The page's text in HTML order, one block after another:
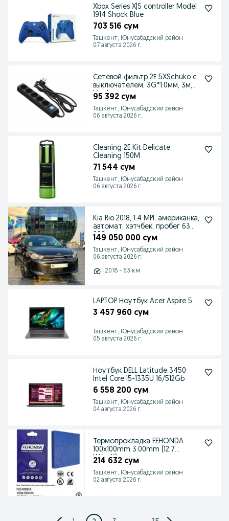
Xbox Series X|S controller Model
1914 Shock Blue
703 516 сум
Ташкент, Юнусабадский район
07 августа 2026 г.
Сетевой фильтр 2Е 5XSchuko с
выключателем, 3G*1.0мм, 3м,
black
95 392 сум
Ташкент, Юнусабадский район
06 августа 2026 г.
Cleaning 2E Kit Delicate
Cleaning 150M
71 544 сум
Ташкент, Юнусабадский район
06 августа 2026 г.
Kia Rio 2018, 1.4 MPI, американка,
автомат, хэтчбек, пробег 63
000 км
149 050 000 сум
Ташкент, Юнусабадский район
06 августа 2026 г.
2018 - 63 км
LAPTOP Ноутбук Acer Aspire 5
3 457 960 сум
Ташкент, Юнусабадский район
05 августа 2026 г.
Ноутбук DELL Latitude 3450
Intel Core i5-1335U 16/512Gb
6 558 200 сум
Ташкент, Юнусабадский район
04 августа 2026 г.
Термопрокладка FEHONDA
100x100mm 3.00mm (12.7
W/m·K)
214 632 сум
Ташкент, Юнусабадский район
02 августа 2026 г.